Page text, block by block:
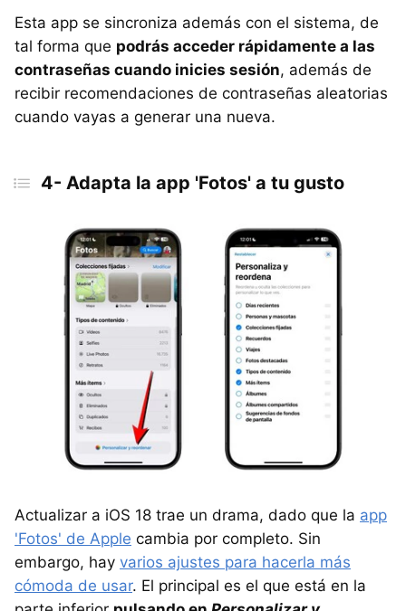
Esta app se sincroniza además con el sistema, de
tal forma que podrás acceder rápidamente a las
contraseñas cuando inicies sesión, además de
recibir recomendaciones de contraseñas aleatorias
cuando vayas a generar una nueva.
4- Adapta la app 'Fotos' a tu gusto
Actualizar a iOS 18 trae un drama, dado que la app
'Fotos' de Apple cambia por completo. Sin
embargo, hay varios ajustes para hacerla más
cómoda de usar. El principal es el que está en la